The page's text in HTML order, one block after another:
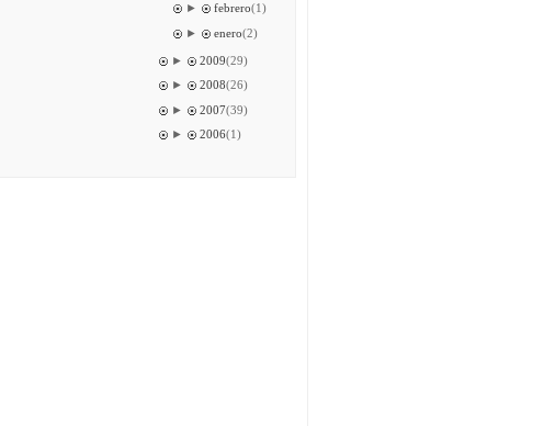
►
febrero(1)
►
enero(2)
► 2009(29)
►
2008(26)
►
2007(39)
►
2006(1)